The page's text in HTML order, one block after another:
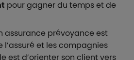
pour gagner du temps et de
assurance prévoyance est
l’assuré et les compagnies
est d’orienter son client vers